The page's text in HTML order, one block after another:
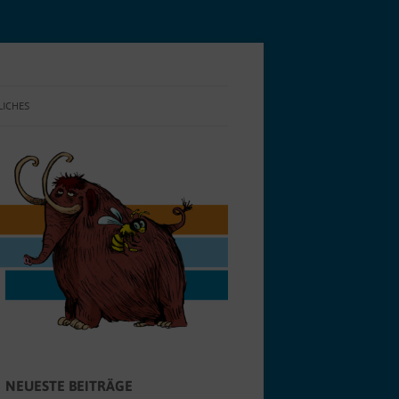
RICHTLINIE (EU)
NEUESTE BEITRÄGE